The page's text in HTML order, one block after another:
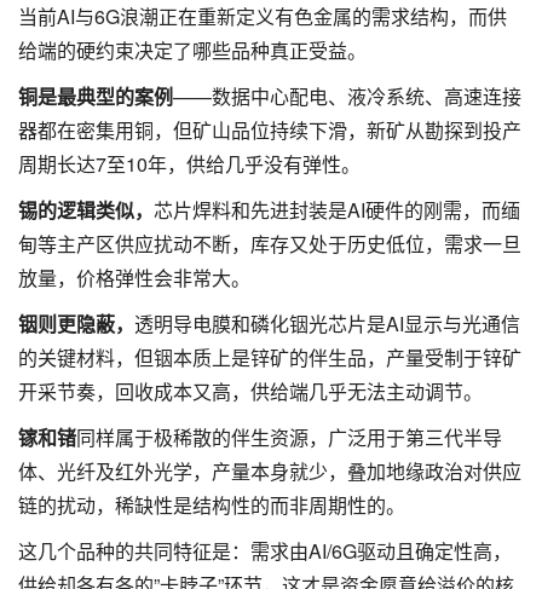
当前AI与6G浪潮正在重新定义有色金属的需求结构，而供
给端的硬约束决定了哪些品种真正受益。
铜是最典型的案例——数据中心配电、液冷系统、高速连接
器都在密集用铜，但矿山品位持续下滑，新矿从勘探到投产
周期长达7至10年，供给几乎没有弹性。
锡的逻辑类似， 芯片焊料和先进封装是AI硬件的刚需，而缅
甸等主产区供应扰动不断，库存又处于历史低位，需求一旦
放量，价格弹性会非常大。
铟则更隐蔽， 透明导电膜和磷化铟光芯片是AI显示与光通信
的关键材料，但铟本质上是锌矿的伴生品，产量受制于锌矿
开采节奏，回收成本又高，供给端几乎无法主动调节。
镓和锗同样属于极稀散的伴生资源，广泛用于第三代半导
体、光纤及红外光学，产量本身就少，叠加地缘政治对供应
链的扰动，稀缺性是结构性的而非周期性的。
这几个品种的共同特征是：需求由AI/6G驱动且确定性高，